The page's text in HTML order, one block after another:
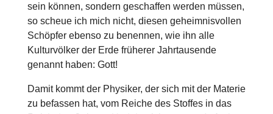
sein können, sondern geschaffen werden müssen,
so scheue ich mich nicht, diesen geheimnisvollen
Schöpfer ebenso zu benennen, wie ihn alle
Kulturvölker der Erde früherer Jahrtausende
genannt haben: Gott!
Damit kommt der Physiker, der sich mit der Materie
zu befassen hat, vom Reiche des Stoffes in das